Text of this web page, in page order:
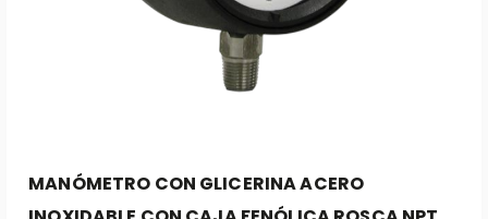
MANÓMETRO CON GLICERINA ACERO